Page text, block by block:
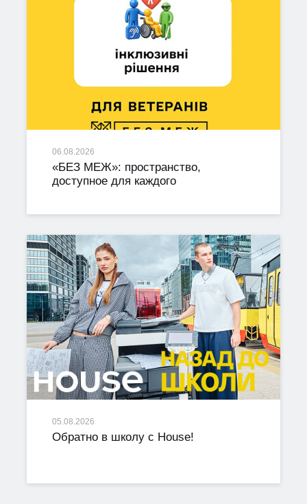
06.08.2026
«БЕЗ МЕЖ»: пространство,
доступное для каждого
05.08.2026
Обратно в школу с House!